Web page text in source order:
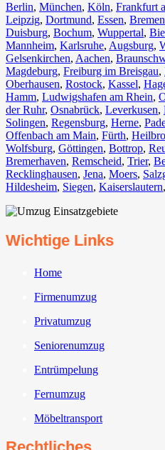
Berlin⁠, München, Köln⁠, Frankfurt
Leipzig, Dortmund, Essen, Bremen
Duisburg⁠, Bochum, Wuppertal⁠,
Mannheim, Karlsruhe, Augsburg,
Gelsenkirchen⁠, Aachen⁠,
Magdeburg, Freiburg im Breisgau⁠,
Oberhausen⁠, Rostock⁠, Kassel⁠,
Hamm, Ludwigshafen am Rhein⁠,
der Ruhr, Osnabrück⁠, Leverkusen,
Solingen, Regensburg, Herne⁠,
Offenbach am Main, Fürth⁠,
Wolfsburg⁠, Göttingen, Bottrop,
Bremerhaven⁠, Remscheid, Trier⁠,
Recklinghausen, Jena⁠, Moers⁠,
Hildesheim⁠, Siegen⁠, Kaiserslautern⁠,
Wichtige Links
Home
Firmenumzug
Privatumzug
Seniorenumzug
Entrümpelung
Fernumzug
Möbeltransport